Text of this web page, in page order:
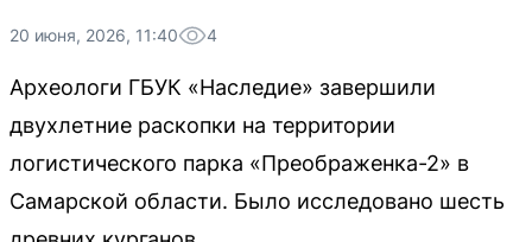
20 июня, 2026, 11:40 4
Археологи ГБУК «Наследие» завершили
двухлетние раскопки на территории
логистического парка «Преображенка-2» в
Самарской области. Было исследовано шесть